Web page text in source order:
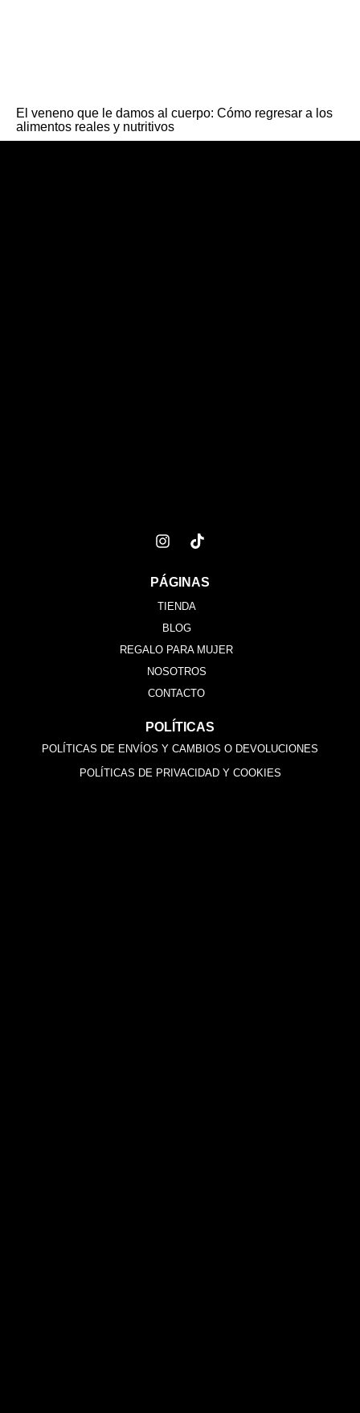
El veneno que le damos al cuerpo: Cómo regresar a los
alimentos reales y nutritivos
PÁGINAS
TIENDA
BLOG
REGALO PARA MUJER
NOSOTROS
CONTACTO
POLÍTICAS
POLÍTICAS DE ENVÍOS Y CAMBIOS O DEVOLUCIONES
POLÍTICAS DE PRIVACIDAD Y COOKIES